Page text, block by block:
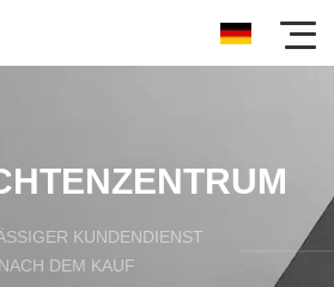
KUNDENDIENST
NACH DEM KAUF